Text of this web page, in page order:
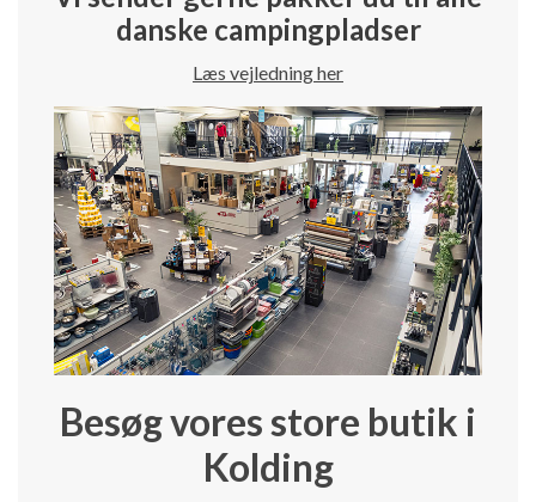
danske campingpladser
Læs vejledning her
Besøg vores store butik i
Kolding